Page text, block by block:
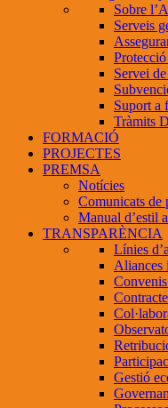
Sobre
Serveis
Servei
Suport a
Tràmits
FORMACIÓ
PROJECTES
PREMSA
Notícies
Comunicats de
Manual d’estil
TRANSPARÈNCIA
Línies
Aliances
Gestió